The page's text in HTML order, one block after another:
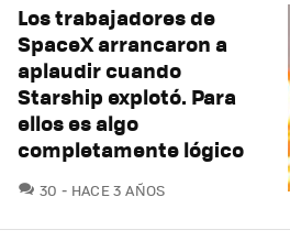
Los trabajadores de
SpaceX arrancaron a
aplaudir cuando
Starship explotó. Para
ellos es algo
completamente lógico
30 COMENTARIOS
HACE 3 AÑOS